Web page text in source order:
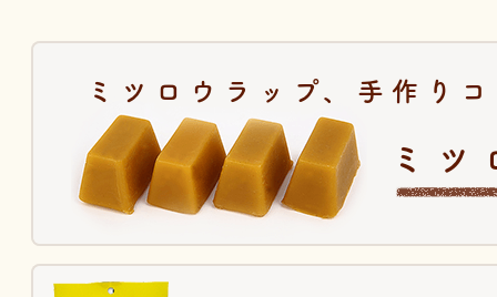
ミツロウラップ、手作り
ミツ